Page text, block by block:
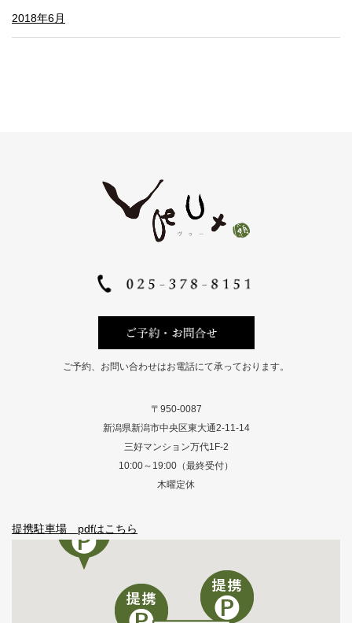
2018年6月
ご予約、お問い合わせはお電話にて承っております。
〒950-0087
新潟県新潟市中央区東大通2-11-14
三好マンション万代1F-2
10:00～19:00（最終受付）
木曜定休
提携駐車場 pdfはこちら